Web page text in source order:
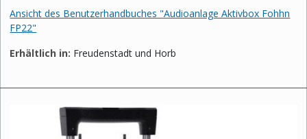
Ansicht des Benutzerhandbuches "Audioanlage Aktivbox Fohhn
FP22"
Erhältlich in: Freudenstadt und Horb